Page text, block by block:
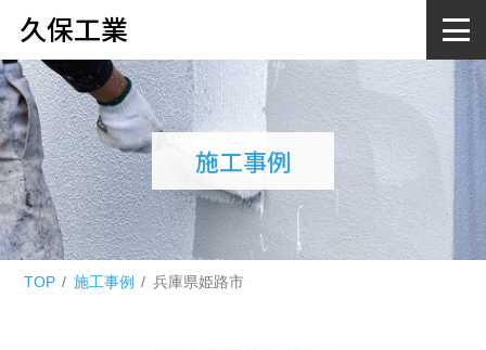
久保工業
施工事例
TOP 施工事例 兵庫県姫路市